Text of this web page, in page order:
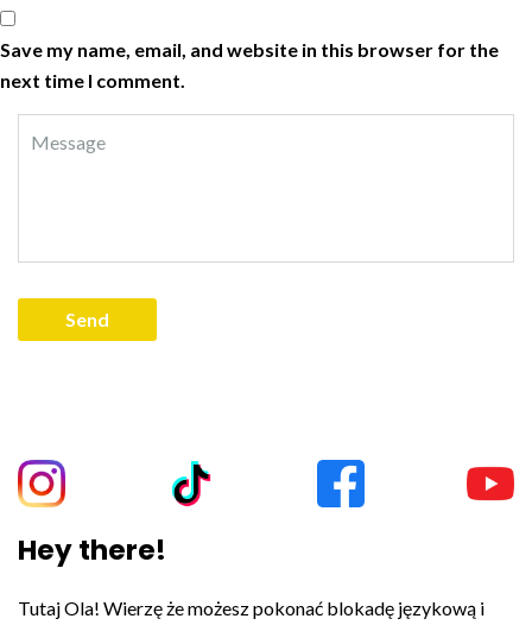
Save my name, email, and website in this browser for the
next time I comment.
Hey there!
Tutaj Ola! Wierzę że możesz pokonać blokadę językową i